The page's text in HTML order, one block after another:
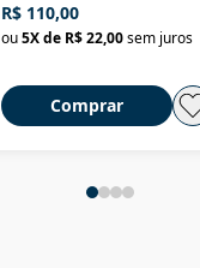
Nova República (1985-
2018)
R$ 110,00
ou5X de R$ 22,00sem juros
Comprar